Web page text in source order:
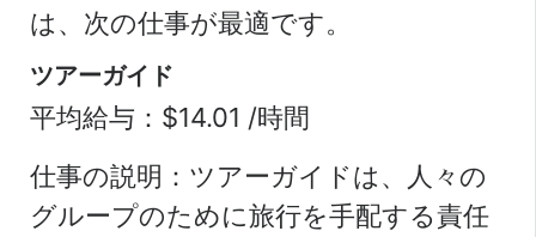
は、次の仕事が最適です。
ツアーガイド
平均給与：$14.01 /時間
仕事の説明：ツアーガイドは、人々の
グループのために旅行を手配する責任